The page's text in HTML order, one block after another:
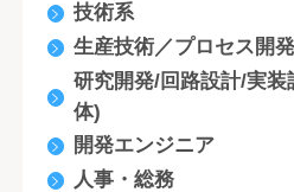
技術系
生産技術／プロセス開
研究開発/回路設計/実
体)
開発エンジニア
人事・総務